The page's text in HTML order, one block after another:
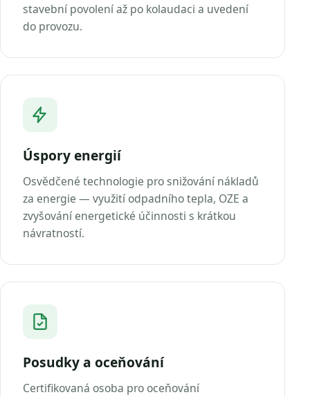
stavební povolení až po kolaudaci a uvedení
do provozu.
Úspory energií
Osvědčené technologie pro snižování nákladů
za energie — využití odpadního tepla, OZE a
zvyšování energetické účinnosti s krátkou
návratností.
Posudky a oceňování
Certifikovaná osoba pro oceňování